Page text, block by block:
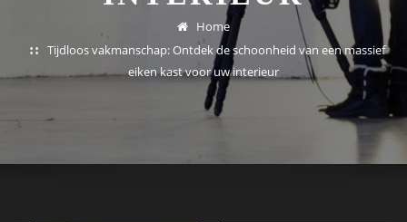
Home
Tijdloos vakmanschap: Ontdek de schoonheid van een massief
eiken kast voor uw interieur